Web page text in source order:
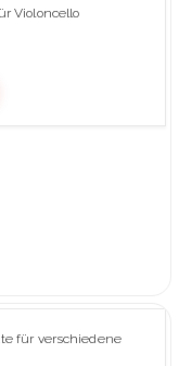
Violoncello
für verschiedene